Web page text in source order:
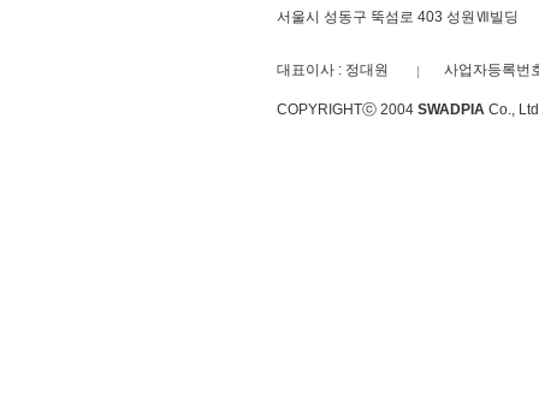
서울시 성동구 뚝섬로 403 성원Ⅶ빌딩
대표이사 : 정대원 사업자등록번
COPYRIGHTⓒ 2004 SWADPIA Co.,